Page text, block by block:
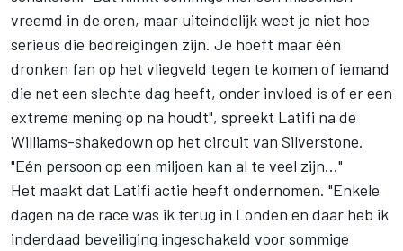
vreemd in de oren, maar uiteindelijk weet je niet hoe
serieus die bedreigingen zijn. Je hoeft maar één
dronken fan op het vliegveld tegen te komen of iemand
die net een slechte dag heeft, onder invloed is of er een
extreme mening op na houdt", spreekt Latifi na de
Williams-shakedown op het circuit van Silverstone.
"Eén persoon op een miljoen kan al te veel zijn..."
Het maakt dat Latifi actie heeft ondernomen. "Enkele
dagen na de race was ik terug in Londen en daar heb ik
inderdaad beveiliging ingeschakeld voor sommige